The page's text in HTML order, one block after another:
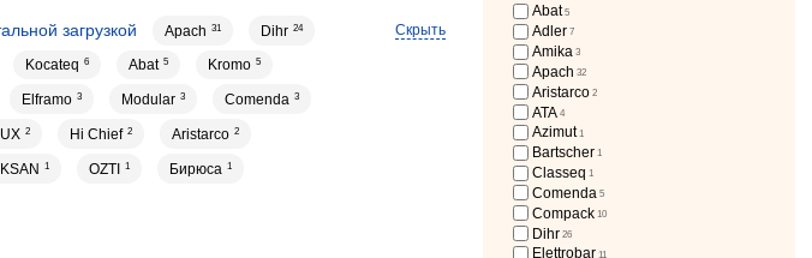
Скрыть
загрузкой Apach 31 Dihr 24
Kocateq 6 Abat 5 Kromo 5
Elframo 3 Modular 3 Comenda 3
2 Hi Chief 2 Aristarco 2
1 OZTI 1 Бирюса 1
Abat 5
Adler 7
Amika 3
Apach 32
Aristarco 2
ATA 4
Azimut 1
Bartscher 1
Classeq 1
Comenda 5
Compack 10
Dihr 26
Elettrobar 11